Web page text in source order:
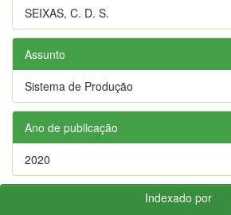
SEIXAS, C. D. S.
Assunto
Sistema de Produção
Ano de publicação
2020
Indexado por